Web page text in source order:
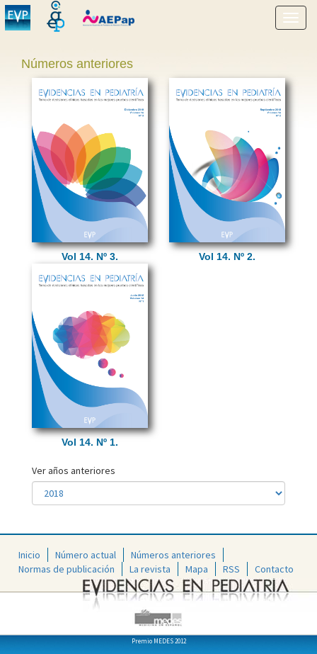
menú
Números anteriores
Vol 14. Nº 3. Vol 14. Nº 2.
Vol 14. Nº 1.
Ver años anteriores
Inicio Número actual
Números anteriores
Normas de publicación
La revista Mapa RSS Contacto
Premio MEDES 2012